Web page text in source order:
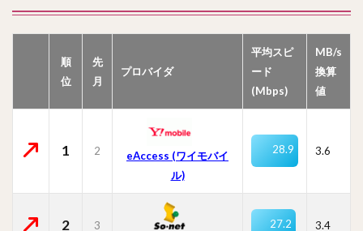
順
位
先
月
プロバイダ
平均スピ
ード
(Mbps)
MB/s
換算
値
1 2
eAccess (ワイモバイ
ル)
28.9 3.6
2
3
27.2 3.4